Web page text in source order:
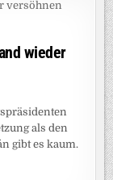
wieder
als den
gibt es kaum.